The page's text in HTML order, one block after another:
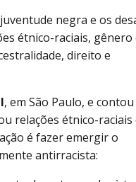
negra e os
étnico-raciais, gênero
direito e
, em São Paulo, e
relações étnico-raciais
é fazer emergir o
antirracista: